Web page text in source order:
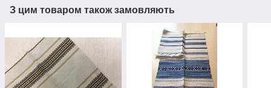
З цим товаром також замовляють